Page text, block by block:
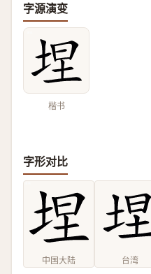
字源演变
楷书
字形对比
中国大陆 台湾